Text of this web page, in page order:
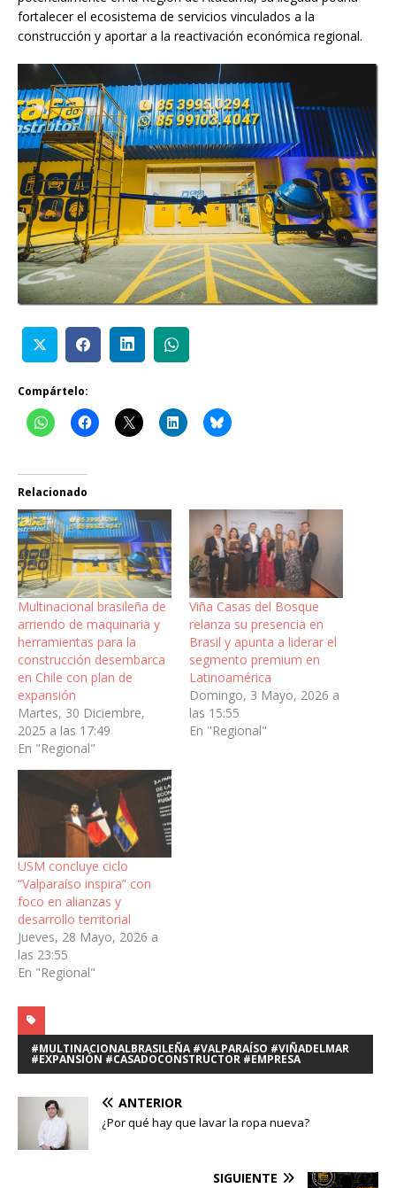
fortalecer el ecosistema de servicios vinculados a la
construcción y aportar a la reactivación económica regional.
Compártelo:
Relacionado
Multinacional brasileña de
arriendo de maquinaria y
herramientas para la
construcción desembarca
en Chile con plan de
expansión
Martes, 30 Diciembre,
2025 a las 17:49
En "Regional"
Viña Casas del Bosque
relanza su presencia en
Brasil y apunta a liderar el
segmento premium en
Latinoamérica
Domingo, 3 Mayo, 2026 a
las 15:55
En "Regional"
USM concluye ciclo
“Valparaíso inspira” con
foco en alianzas y
desarrollo territorial
Jueves, 28 Mayo, 2026 a
las 23:55
En "Regional"
#MULTINACIONALBRASILEÑA #VALPARAÍSO #VIÑADELMAR
#EXPANSIÓN #CASADOCONSTRUCTOR #EMPRESA
ANTERIOR
¿Por qué hay que lavar la ropa nueva?
SIGUIENTE